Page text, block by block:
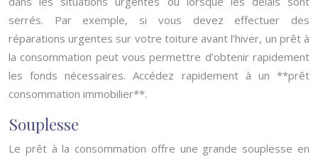
serrés. Par exemple, si vous devez effectuer des
réparations urgentes sur votre toiture avant l’hiver, un prêt à
la consommation peut vous permettre d’obtenir rapidement
les fonds nécessaires. Accédez rapidement à un **prêt
consommation immobilier**.
Souplesse
Le prêt à la consommation offre une grande souplesse en